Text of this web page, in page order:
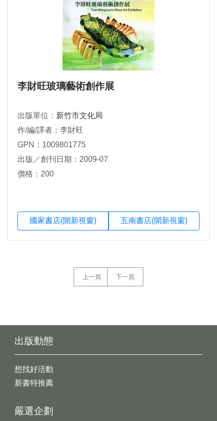
李財旺玻璃藝術創作展
出版單位： 新竹市文化局
作/編/譯者：李財旺
GPN：1009801775
出版／創刊日期：2009-07
價格：200
國家書店(開新視窗) 五南書店(開新視窗)
上一頁 下一頁
出版動態
想找好活動
新書特推薦
嚴選企劃